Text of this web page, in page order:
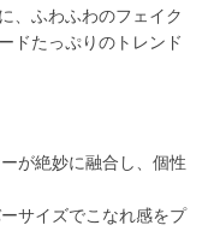
、ふわふわのフェイク
ドたっぷりのトレンド
が絶妙に融合し、個性
サイズでこなれ感をプ